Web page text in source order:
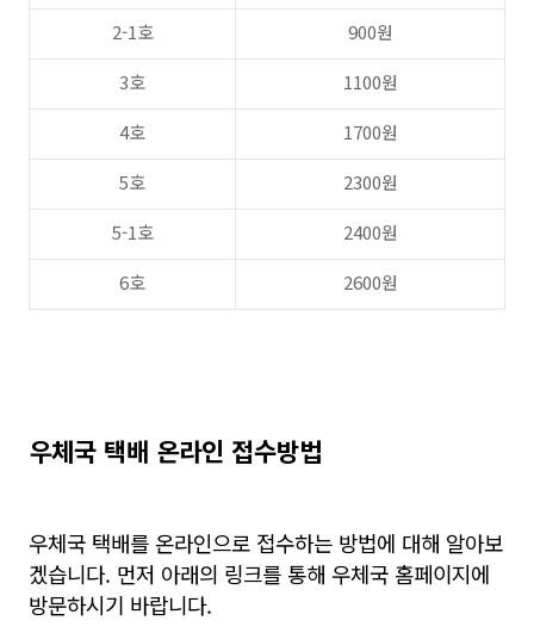
2-1호
900원
3호
1100원
4호
1700원
5호
2300원
5-1호
2400원
6호
2600원
우체국 택배 온라인 접수방법
우체국 택배를 온라인으로 접수하는 방법에 대해 알아보
겠습니다. 먼저 아래의 링크를 통해 우체국 홈페이지에
방문하시기 바랍니다.